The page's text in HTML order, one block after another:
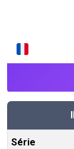
Série